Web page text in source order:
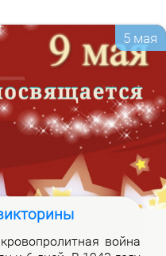
5 мая
вой­на